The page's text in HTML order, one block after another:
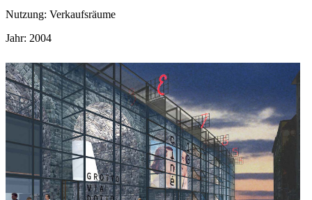
Nutzung: Verkaufsräume
Jahr: 2004